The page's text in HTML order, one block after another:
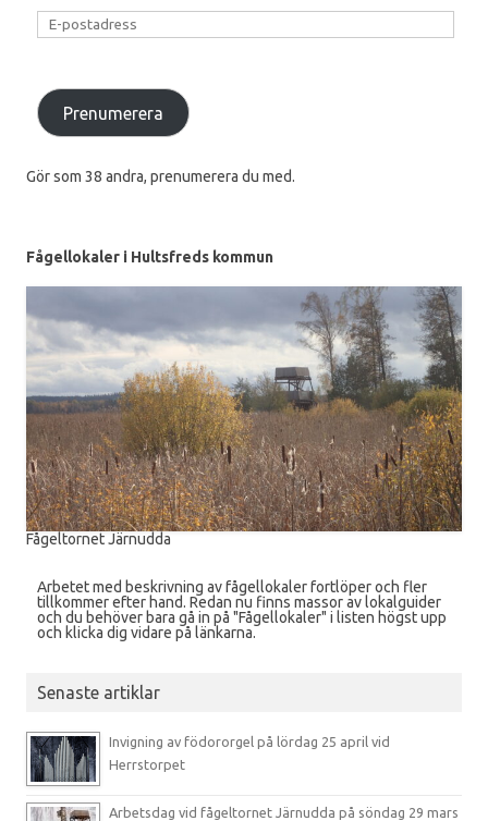
E-
postadress
Prenumerera
Gör som 38 andra, prenumerera du med.
Fågellokaler i Hultsfreds kommun
Fågeltornet Järnudda
Arbetet med beskrivning av fågellokaler fortlöper och fler
tillkommer efter hand. Redan nu finns massor av lokalguider
och du behöver bara gå in på "Fågellokaler" i listen högst upp
och klicka dig vidare på länkarna.
Senaste artiklar
Invigning av födororgel på lördag 25 april vid
Herrstorpet
Arbetsdag vid fågeltornet Järnudda på söndag 29 mars